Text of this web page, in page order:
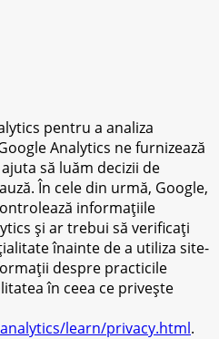
pentru a analiza
Analytics ne furnizează
să luăm decizii de
În cele din urmă, Google,
informațiile
și ar trebui să verificați
înainte de a utiliza site-
despre practicile
în ceea ce privește
learn/privacy.html.